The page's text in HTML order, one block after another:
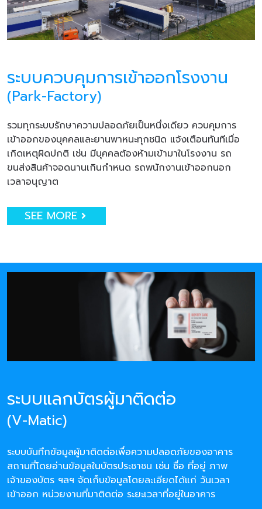
ระบบควบคุมการเข้าออกโรงงาน
(Park-Factory)
รวมทุกระบบรักษาความปลอดภัยเป็นหนึ่งเดียว ควบคุมการ
เข้าออกของบุคคลและยานพาหนะทุกชนิด แจ้งเตือนทันทีเมื่อ
เกิดเหตุผิดปกติ เช่น มีบุคคลต้องห้ามเข้ามาในโรงงาน รถ
ขนส่งสินค้าจอดนานเกินกำหนด รถพนักงานเข้าออกนอก
เวลาอนุญาต
SEE MORE
ระบบแลกบัตรผู้มาติดต่อ
(V-Matic)
ระบบบันทึกข้อมูลผู้มาติดต่อเพื่อความปลอดภัยของอาคาร
สถานที่โดยอ่านข้อมูลในบัตรประชาชน เช่น ชื่อ ที่อยู่ ภาพ
เจ้าของบัตร ฯลฯ จัดเก็บข้อมูลโดยละเอียดได้แก่ วันเวลา
เข้าออก หน่วยงานที่มาติดต่อ ระยะเวลาที่อยู่ในอาคาร